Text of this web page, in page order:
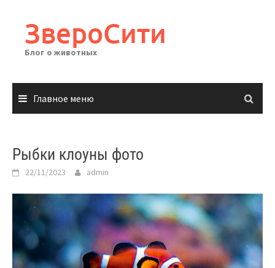
содержимому
ЗвероСити
Блог о животных
Главное меню
Рыбки клоуны фото
22/11/2023 admin